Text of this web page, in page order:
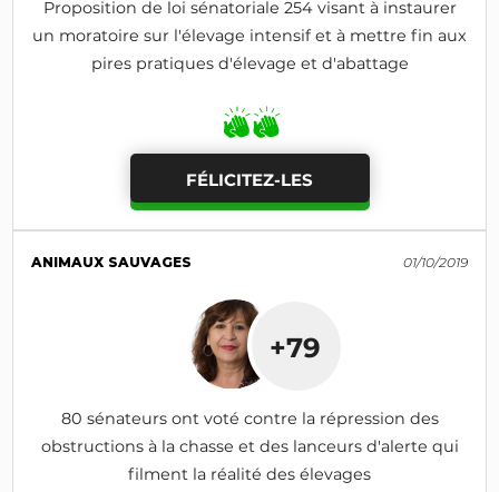
Proposition de loi sénatoriale 254 visant à instaurer
un moratoire sur l'élevage intensif et à mettre fin aux
pires pratiques d'élevage et d'abattage
FÉLICITEZ-LES
ANIMAUX SAUVAGES 01/10/2019
+79
80 sénateurs ont voté contre la répression des
obstructions à la chasse et des lanceurs d'alerte qui
filment la réalité des élevages